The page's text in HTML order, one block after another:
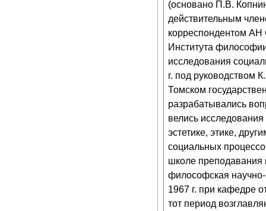
(основано П.В.
действительным
корреспондентом
Института
исследования
г. под руководством
Томском
разрабатывались
велись
эстетике, этике,
социальных
школе преподавания
философская научно-
1967 г. при кафедре
тот период